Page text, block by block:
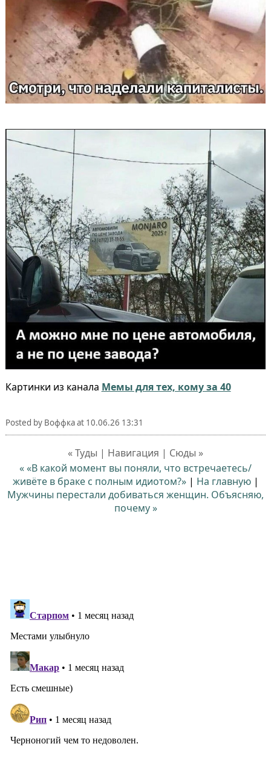
Картинки из канала Мемы для тех, кому за 40
Posted by Воффкаat 10.06.26 13:31
« Туды | Навигация | Сюды »
« «В какой момент вы поняли, что встречаетесь/
живёте в браке с полным идиотом?»| На главную|
Мужчины перестали добиваться женщин. Объясняю,
почему »